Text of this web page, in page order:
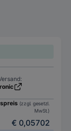
(zzgl. gesetzl.
MwSt.)
€ 0,05702